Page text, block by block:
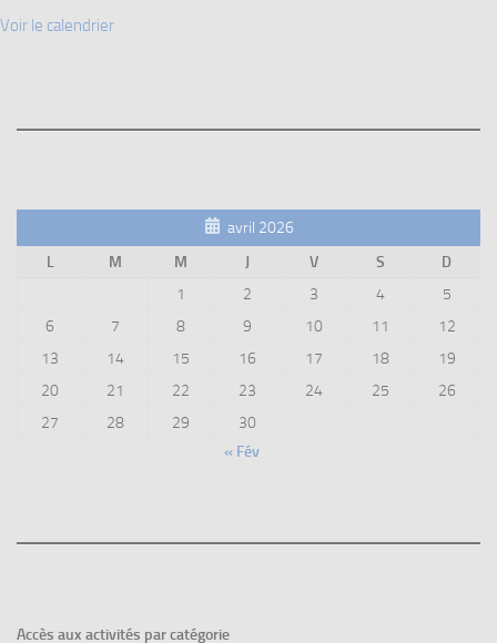
Voir le calendrier
avril 2026
L
M M J V S
D
1
2 3 4
5
6
7 8 9 10 11
12
13
14 15 16 17 18
19
20
21 22 23 24 25
26
27
28 29
30
« Fév
Accès aux activités par catégorie